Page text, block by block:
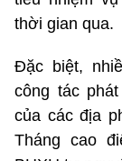
thời gian qua.
Đặc biệt,
công tác
của các địa
Tháng cao